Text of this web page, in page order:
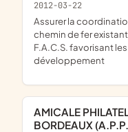
2012-03-22
assurer la coordination des associations d'amis du
chemin de fer
F.A.C.S. favorisant
développement
AMICALE PHILATELIQUE DU PORT DE
BORDEAUX